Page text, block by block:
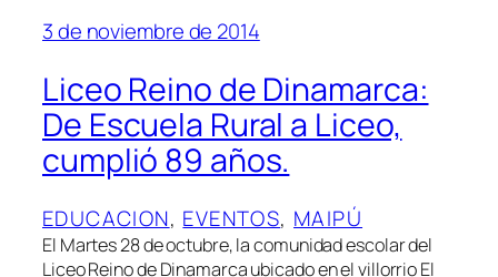
3 de noviembre de 2014
Liceo Reino de Dinamarca:
De Escuela Rural a Liceo,
cumplió 89 años.
EDUCACION, EVENTOS, MAIPÚ
El Martes 28 de octubre, la comunidad escolar del
Liceo Reino de Dinamarca ubicado en el villorrio El